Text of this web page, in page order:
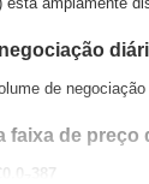
de
faixa de preço
€0.0
387